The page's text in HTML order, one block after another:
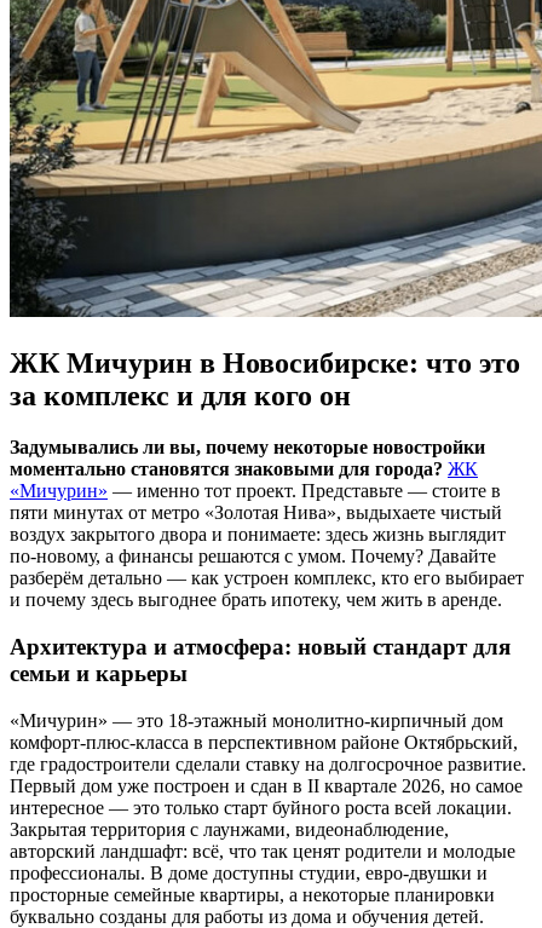
ЖК Мичурин в Новосибирске: что это
за комплекс и для кого он
Задумывались ли вы, почему некоторые новостройки
моментально становятся знаковыми для города? ЖК
«Мичурин» — именно тот проект. Представьте — стоите в
пяти минутах от метро «Золотая Нива», выдыхаете чистый
воздух закрытого двора и понимаете: здесь жизнь выглядит
по-новому, а финансы решаются с умом. Почему? Давайте
разберём детально — как устроен комплекс, кто его выбирает
и почему здесь выгоднее брать ипотеку, чем жить в аренде.
Архитектура и атмосфера: новый стандарт для
семьи и карьеры
«Мичурин» — это 18-этажный монолитно-кирпичный дом
комфорт-плюс-класса в перспективном районе Октябрьский,
где градостроители сделали ставку на долгосрочное развитие.
Первый дом уже построен и сдан в II квартале 2026, но самое
интересное — это только старт буйного роста всей локации.
Закрытая территория с лаунжами, видеонаблюдение,
авторский ландшафт: всё, что так ценят родители и молодые
профессионалы. В доме доступны студии, евро-двушки и
просторные семейные квартиры, а некоторые планировки
буквально созданы для работы из дома и обучения детей.